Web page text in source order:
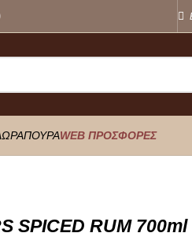
ΠΟΥΡΑWEB ΠΡΟΣΦΟΡΕΣ
SPICED RUM 700ml